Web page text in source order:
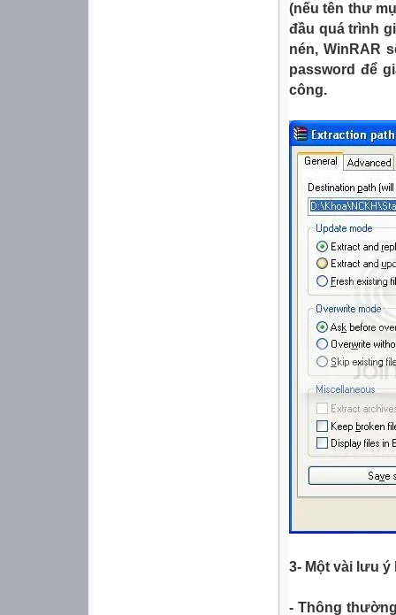
(nếu tên thư
đầu quá trình
nén, WinRAR
password để
công.
3- Một vài lưu ý
- Thông